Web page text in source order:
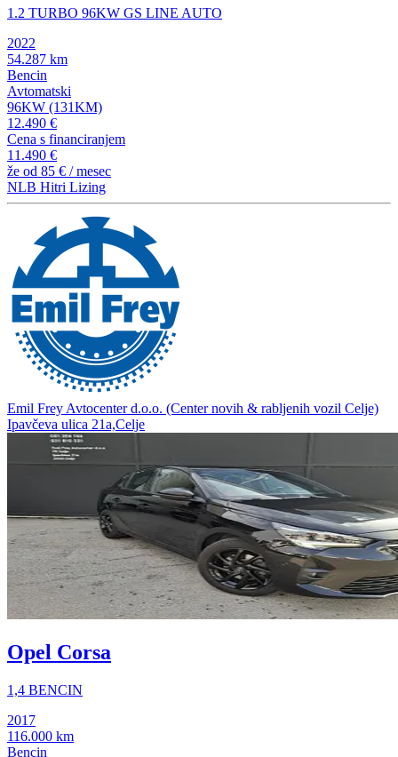
1.2 TURBO 96KW GS LINE AUTO
2022
54.287 km
Bencin
Avtomatski
96KW (131KM)
12.490 €
Cena s financiranjem
11.490 €
že od 85 € / mesec
NLB Hitri Lizing
Emil Frey Avtocenter d.o.o. (Center novih & rabljenih vozil Celje)
Ipavčeva ulica 21a,Celje
Opel Corsa
1,4 BENCIN
2017
116.000 km
Bencin